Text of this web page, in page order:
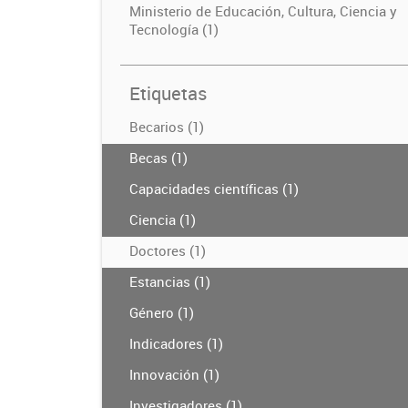
Ministerio de Educación, Cultura, Ciencia y
Tecnología (1)
Etiquetas
Becarios (1)
Becas (1)
Capacidades científicas (1)
Ciencia (1)
Doctores (1)
Estancias (1)
Género (1)
Indicadores (1)
Innovación (1)